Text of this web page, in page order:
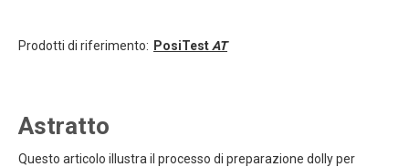
Prodotti di riferimento: PosiTest AT
Astratto
Questo articolo illustra il processo di preparazione dolly per